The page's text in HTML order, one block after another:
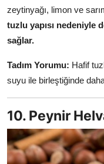
zeytinyağı, limon ve
tuzlu yapısı nedeniyle
sağlar.
Tadım Yorumu: Hafif
suyu ile birleştiğinde
10. Peynir